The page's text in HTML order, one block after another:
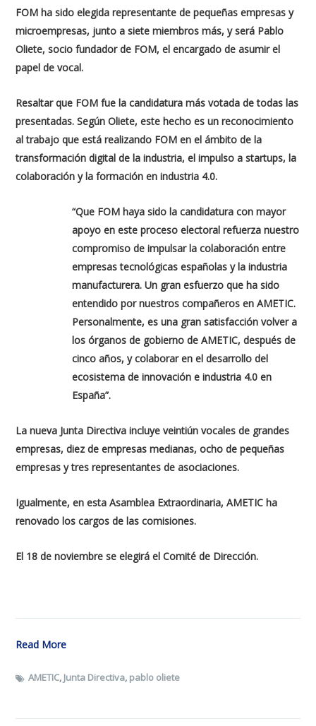
FOM ha sido elegida representante de pequeñas empresas y
microempresas, junto a siete miembros más, y será Pablo
Oliete, socio fundador de FOM, el encargado de asumir el
papel de vocal.
Resaltar que FOM fue la candidatura más votada de todas las
presentadas. Según Oliete, este hecho es un reconocimiento
al trabajo que está realizando FOM en el ámbito de la
transformación digital de la industria, el impulso a startups, la
colaboración y la formación en industria 4.0.
“Que FOM haya sido la candidatura con mayor
apoyo en este proceso electoral refuerza nuestro
compromiso de impulsar la colaboración entre
empresas tecnológicas españolas y la industria
manufacturera. Un gran esfuerzo que ha sido
entendido por nuestros compañeros en AMETIC.
Personalmente, es una gran satisfacción volver a
los órganos de gobierno de AMETIC, después de
cinco años, y colaborar en el desarrollo del
ecosistema de innovación e industria 4.0 en
España”.
La nueva Junta Directiva incluye veintiún vocales de grandes
empresas, diez de empresas medianas, ocho de pequeñas
empresas y tres representantes de asociaciones.
Igualmente, en esta Asamblea Extraordinaria, AMETIC ha
renovado los cargos de las comisiones.
El 18 de noviembre se elegirá el Comité de Dirección.
Read More
AMETIC, Junta Directiva, pablo oliete